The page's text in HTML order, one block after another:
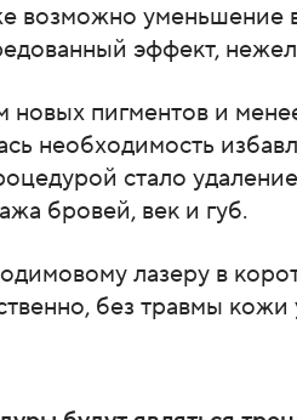
возможно уменьшение
эффект,
новых пигментов и
необходимость
стало
бровей, век и губ.
лазеру в
без травмы